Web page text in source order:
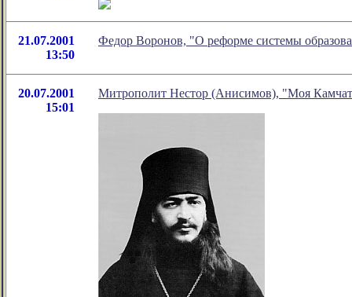
21.07.2001
13:50
Федор Воронов, "О реформе системы
20.07.2001
15:01
Митрополит Нестор (Анисимов), "Моя